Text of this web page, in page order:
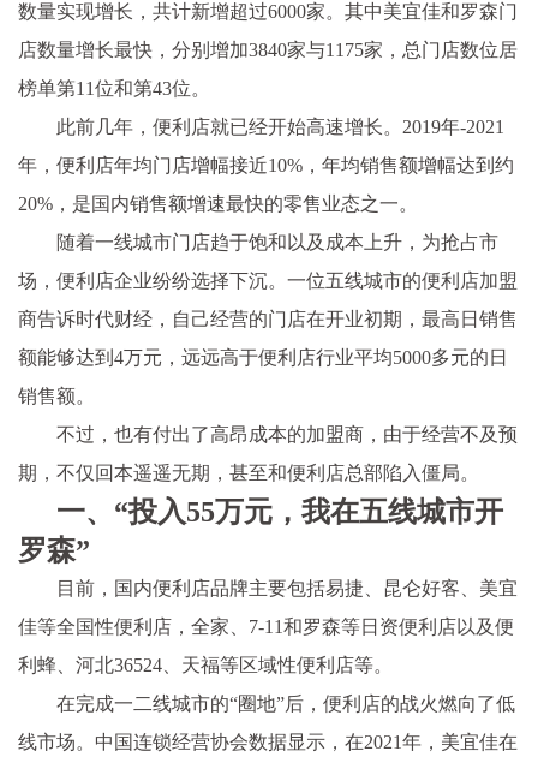
数量实现增长，共计新增超过6000家。其中美宜佳和罗森门
店数量增长最快，分别增加3840家与1175家，总门店数位居
榜单第11位和第43位。
此前几年，便利店就已经开始高速增长。2019年-2021
年，便利店年均门店增幅接近10%，年均销售额增幅达到约
20%，是国内销售额增速最快的零售业态之一。
随着一线城市门店趋于饱和以及成本上升，为抢占市
场，便利店企业纷纷选择下沉。一位五线城市的便利店加盟
商告诉时代财经，自己经营的门店在开业初期，最高日销售
额能够达到4万元，远远高于便利店行业平均5000多元的日
销售额。
不过，也有付出了高昂成本的加盟商，由于经营不及预
期，不仅回本遥遥无期，甚至和便利店总部陷入僵局。
一、“投入55万元，我在五线城市开
罗森”
目前，国内便利店品牌主要包括易捷、昆仑好客、美宜
佳等全国性便利店，全家、7-11和罗森等日资便利店以及便
利蜂、河北36524、天福等区域性便利店等。
在完成一二线城市的“圈地”后，便利店的战火燃向了低
线市场。中国连锁经营协会数据显示，在2021年，美宜佳在